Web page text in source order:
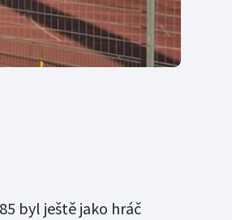
byl ještě jako hráč